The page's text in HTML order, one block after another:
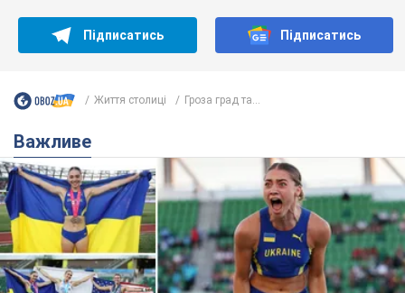
Підписатись Підписатись
Життя столиці Гроза град та...
Важливе